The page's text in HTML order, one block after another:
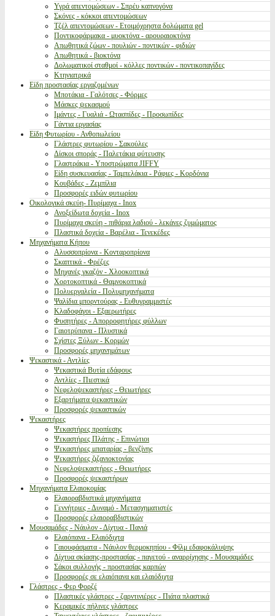
Υγρά απεντομώσεων - Σπρέυ καπνογόνα
Σκόνες - κόκκοι απεντομώσεων
Τζέλ απεντομώσεων - Ετοιμόχρηστα δολώματα gel
Ποντικοφάρμακα - μυοκτόνα - αρουραιοκτόνα
Απωθητικά ζώων - πουλιών - ποντικών - φιδιών
Απωθητικά - βιοκτόνα
Δολωματικοί σταθμοί - κόλλες ποντικών - ποντικοπαγίδες
Κτηνιατρικά
Είδη προστασίας εργαζομένων
Μποτάκια - Γαλότσες - Φόρμες
Μάσκες ψεκασμού
Ιμάντες - Γυαλιά - Ωτασπίδες - Προσωπίδες
Γάντια εργασίας
Είδη Φυτωρίου - Ανθοπωλείου
Γλάστρες φυτωρίου - Σακούλες
Δίσκοι σποράς - Παλετάκια φύτευσης
Γλαστράκια - Υποστρώματα JIFFY
Είδη συσκευασίας - Ταμπελάκια - Ράφιες - Κορδόνια
Κουβάδες - Ζεμπίλια
Προσφορές ειδών φυτωρίου
Οικολογικά σκεύη- Πυρίμαχα - Inox
Ανοξείδωτα δοχεία - Inox
Πυρίμαχα σκεύη - πιθάρια λαδιού - λεκάνες ζυμώματος
Πλαστικά δοχεία - Βαρέλια - Τενεκέδες
Μηχανήματα Κήπου
Αλυσσοπρίονα - Κονταροπρίονα
Σκαπτικά - Φρέζες
Μηχανές γκαζόν - Χλοοκοπτικά
Χορτοκοπτικά - Θαμνοκοπτικά
Πολυεργαλεία - Πολυμηχανήματα
Ψαλίδια μπορντούρας - Ευθυγραμμιστές
Κλαδοφάγοι - Εξαερωτήρες
Φυσητήρες - Απορροφητήρες φύλλων
Γαιοτρύπανα - Πλυστικά
Σχίστες Ξύλων - Κορμών
Προσφορές μηχανημάτων
Ψεκαστικά - Αντλίες
Ψεκαστικά Βυτία εδάφους
Αντλίες - Πιεστικά
Νεφελοψεκαστήρες - Θειωτήρες
Εξαρτήματα ψεκαστικών
Προσφορές ψεκαστικών
Ψεκαστήρες
Ψεκαστήρες προπίεσης
Ψεκαστήρες Πλάτης - Επινώτιοι
Ψεκαστήρες μπαταρίας - βενζίνης
Ψεκαστήρες ζιζανιοκτονίας
Νεφελοψεκαστήρες - Θειωτήρες
Προσφορές ψεκαστήρων
Μηχανήματα Ελαιοκομίας
Ελαιοραβδιστικά μηχανήματα
Γεννήτριες - Δυναμό - Μετασχηματιστές
Προσφορές ελαιοραβδιστικών
Μουσαμάδες - Νάυλον - Δίχτυα - Πανιά
Ελαιόπανα - Ελαιόδιχτα
Γαιουφάσματα - Νάυλον θερμοκηπίου - Φίλμ εδαφοκάλυψης
Δίχτυα σκίασης-προστασίας - παγετού - αναρρίχησης - Μουσαμάδες
Σάκοι συλλογής - προστασίας καρπών
Προσφορές σε ελαιόπανα και ελαιόδιχτα
Γλάστρες - Φερ Φορζέ
Πλαστικές γλάστρες - ζαρντινιέρες - Πιάτα πλαστικά
Κεραμικές πήλινες γλάστρες